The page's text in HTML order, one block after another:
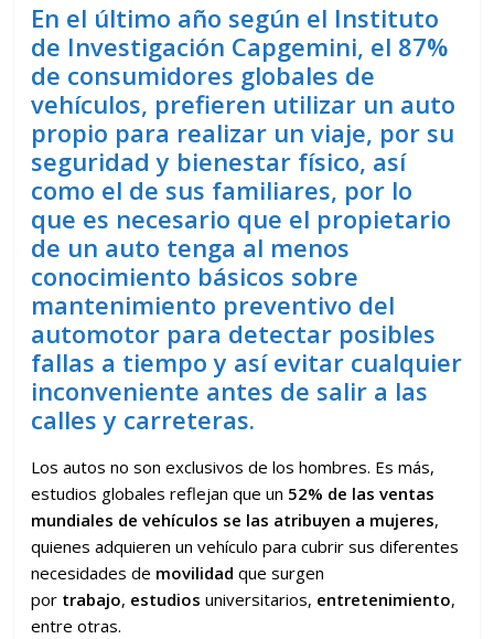
En el último año según el Instituto
de Investigación Capgemini, el 87%
de consumidores globales de
vehículos, prefieren utilizar un auto
propio para realizar un viaje, por su
seguridad y bienestar físico, así
como el de sus familiares, por lo
que es necesario que el propietario
de un auto tenga al menos
conocimiento básicos sobre
mantenimiento preventivo del
automotor para detectar posibles
fallas a tiempo y así evitar cualquier
inconveniente antes de salir a las
calles y carreteras.
Los autos no son exclusivos de los hombres. Es más,
estudios globales reflejan que un 52% de las ventas
mundiales de vehículos se las atribuyen a mujeres,
quienes adquieren un vehículo para cubrir sus diferentes
necesidades de movilidad que surgen
por trabajo, estudios universitarios, entretenimiento,
entre otras.